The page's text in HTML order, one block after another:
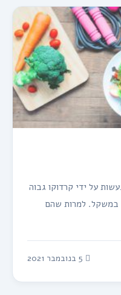
על ידי קרדוקו גבוה
במשקל. למרות שהם